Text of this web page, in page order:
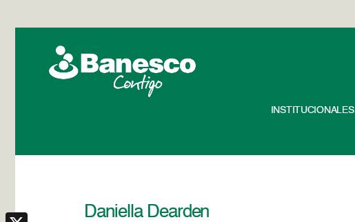
INSTITUCIONALES
Daniella Dearden